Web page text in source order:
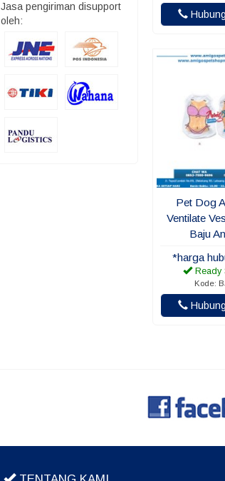
Jasa pengiriman disupport
oleh:
Pet Dog
Ventilate
Baju
*harga
Ready
Kode: